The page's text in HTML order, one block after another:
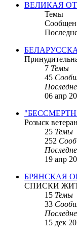
ВЕЛИКАЯ
Темы
7 Темы
45
06 апр
Розыск
25 Темы
252
19 апр
БРЯНСКАЯ
СПИСКИ
15 Темы
33
15 дек